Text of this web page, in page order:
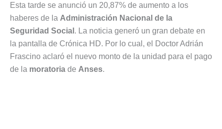
Esta tarde se anunció un 20,87% de aumento a los
haberes de la Administración Nacional de la
Seguridad Social . La noticia generó un gran debate en
la pantalla de Crónica HD. Por lo cual, el Doctor Adrián
Frascino aclaró el nuevo monto de la unidad para el pago
de la moratoria de Anses.